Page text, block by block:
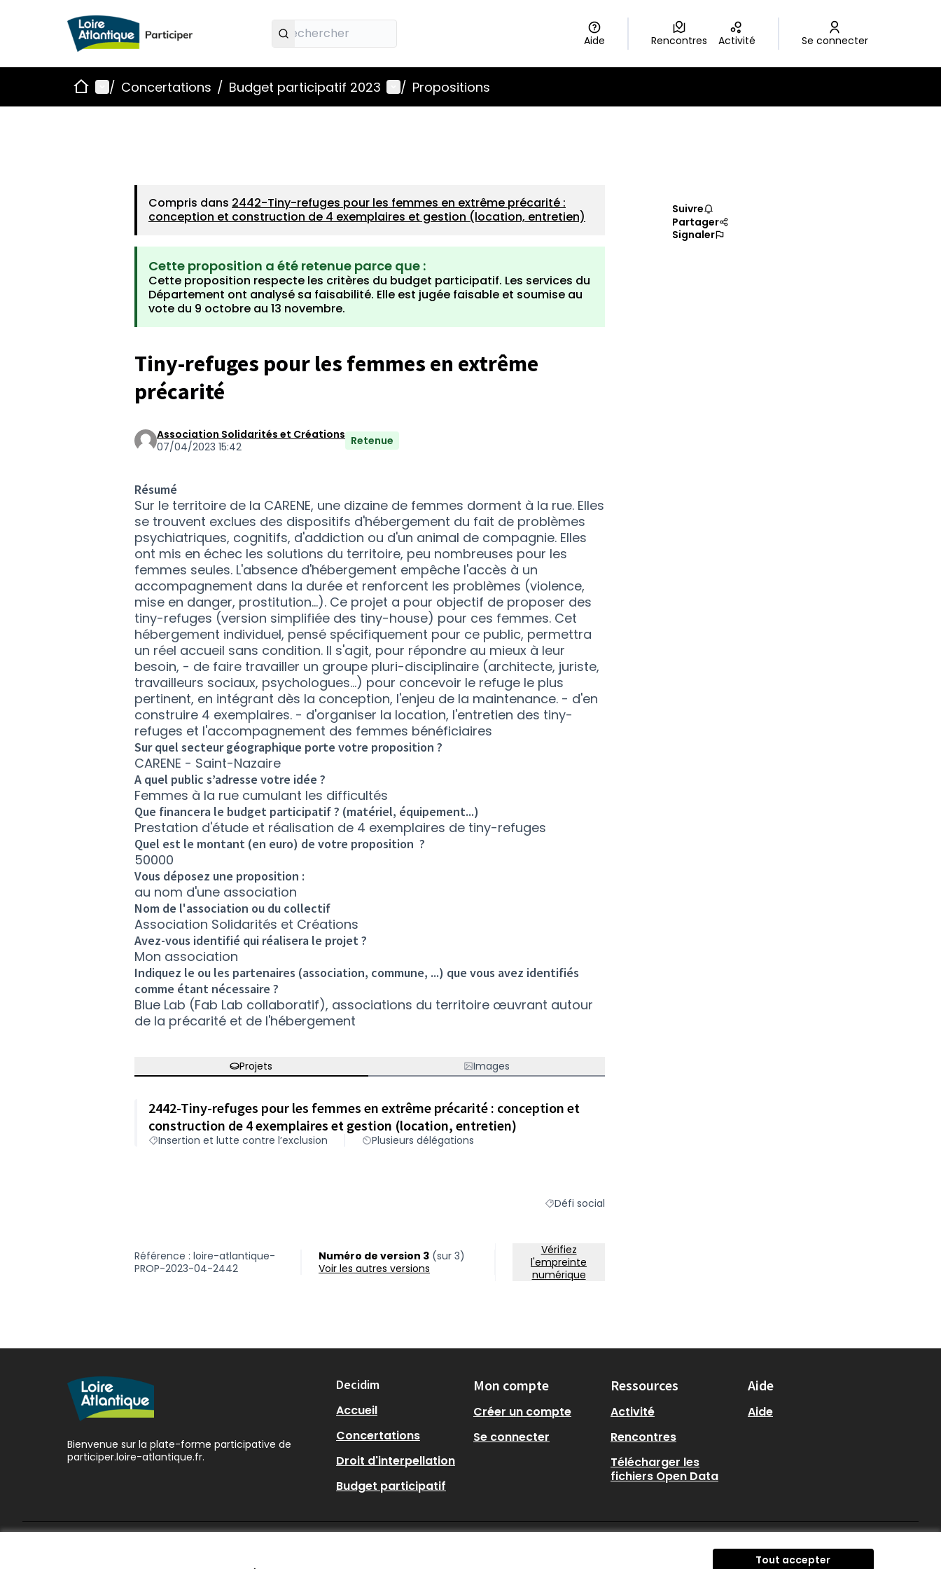
Tout accepter
Aide Rencontres Activité Se connecter
AccueilMenu principal
/ Concertations / Budget participatif 2023 Menu utilisateur
/ Propositions
Compris dans 2442-Tiny-refuges pour les femmes en extrême précarité :
conception et construction de 4 exemplaires et gestion (location, entretien)
Cette proposition a été retenue parce que :
Cette proposition respecte les critères du budget participatif. Les services du
Département ont analysé sa faisabilité. Elle est jugée faisable et soumise au
vote du 9 octobre au 13 novembre.
Tiny-refuges pour les femmes en extrême
précarité
Association Solidarités et Créations
07/04/2023 15:42
Retenue
Résumé
Sur le territoire de la CARENE, une dizaine de femmes dorment à la rue. Elles
se trouvent exclues des dispositifs d'hébergement du fait de problèmes
psychiatriques, cognitifs, d'addiction ou d'un animal de compagnie. Elles
ont mis en échec les solutions du territoire, peu nombreuses pour les
femmes seules. L'absence d'hébergement empêche l'accès à un
accompagnement dans la durée et renforcent les problèmes (violence,
mise en danger, prostitution...). Ce projet a pour objectif de proposer des
tiny-refuges (version simplifiée des tiny-house) pour ces femmes. Cet
hébergement individuel, pensé spécifiquement pour ce public, permettra
un réel accueil sans condition. Il s'agit, pour répondre au mieux à leur
besoin, - de faire travailler un groupe pluri-disciplinaire (architecte, juriste,
travailleurs sociaux, psychologues...) pour concevoir le refuge le plus
pertinent, en intégrant dès la conception, l'enjeu de la maintenance. - d'en
construire 4 exemplaires. - d'organiser la location, l'entretien des tiny-
refuges et l'accompagnement des femmes bénéficiaires
Sur quel secteur géographique porte votre proposition ?
CARENE - Saint-Nazaire
A quel public s’adresse votre idée ?
Femmes à la rue cumulant les difficultés
Que financera le budget participatif ? (matériel, équipement...)
Prestation d'étude et réalisation de 4 exemplaires de tiny-refuges
Quel est le montant (en euro) de votre proposition ?
50000
Vous déposez une proposition :
au nom d'une association
Nom de l'association ou du collectif
Association Solidarités et Créations
Avez-vous identifié qui réalisera le projet ?
Mon association
Indiquez le ou les partenaires (association, commune, ...) que vous avez identifiés
comme étant nécessaire ?
Blue Lab (Fab Lab collaboratif), associations du territoire œuvrant autour
de la précarité et de l'hébergement
Projets Images
2442-Tiny-refuges pour les femmes en extrême précarité : conception et
construction de 4 exemplaires et gestion (location, entretien)
Insertion et lutte contre l’exclusion Plusieurs délégations
Filtrer les résultats du défi principal : Défi social
Défi social
Suivre
Partager
Signaler
Référence : loire-atlantique-
PROP-2023-04-2442
Numéro de version 3 (sur 3)
voir les autres versions
Vérifiez
l'empreinte
numérique
Bienvenue sur la plate-forme participative de
participer.loire-atlantique.fr.
Decidim
Accueil
Concertations
Droit d'interpellation
Budget participatif
Mon compte
Créer un compte
Se connecter
Ressources
Activité
Rencontres
Télécharger les
fichiers Open Data
Aide
Aide